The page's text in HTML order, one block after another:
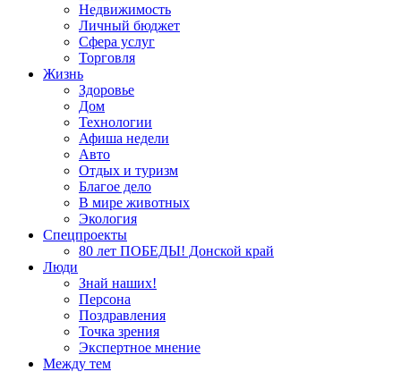
Недвижимость
Личный бюджет
Сфера услуг
Торговля
Жизнь
Здоровье
Дом
Технологии
Афиша недели
Авто
Отдых и туризм
Благое дело
В мире животных
Экология
Спецпроекты
80 лет ПОБЕДЫ! Донской край
Люди
Знай наших!
Персона
Поздравления
Точка зрения
Экспертное мнение
Между тем